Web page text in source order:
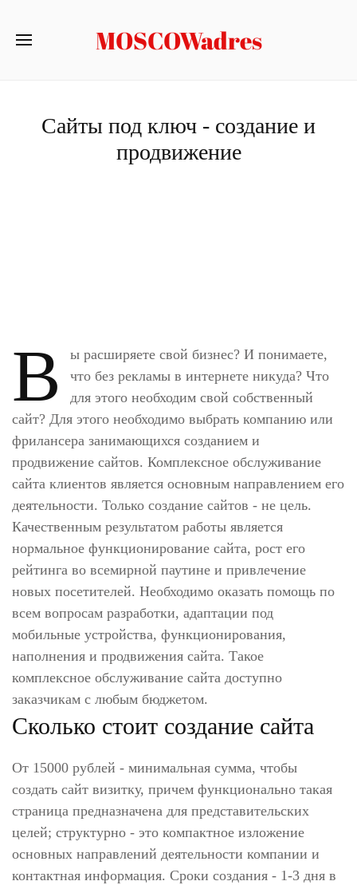
MOSCOWadres
Сайты под ключ - создание и
продвижение
В
ы расширяете свой бизнес? И понимаете,
что без рекламы в интернете никуда? Что
для этого необходим свой собственный
сайт? Для этого необходимо выбрать компанию или
фрилансера занимающихся созданием и
продвижение сайтов. Комплексное обслуживание
сайта клиентов является основным направлением его
деятельности. Только создание сайтов - не цель.
Качественным результатом работы является
нормальное функционирование сайта, рост его
рейтинга во всемирной паутине и привлечение
новых посетителей. Необходимо оказать помощь по
всем вопросам разработки, адаптации под
мобильные устройства, функционирования,
наполнения и продвижения сайта. Такое
комплексное обслуживание сайта доступно
заказчикам с любым бюджетом.
Сколько стоит создание сайта
От 15000 рублей - минимальная сумма, чтобы
создать сайт визитку, причем функционально такая
страница предназначена для представительских
целей; структурно - это компактное изложение
основных направлений деятельности компании и
контактная информация. Сроки создания - 1-3 дня в